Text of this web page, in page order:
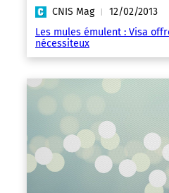
CNIS Mag | 12/02/2013
Les mules émulent : Visa
nécessiteux